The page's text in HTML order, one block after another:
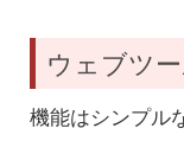
ウェブツ
機能はシンプル